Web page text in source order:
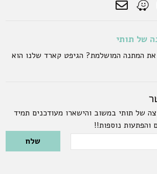
של תותי
המתנה המושלמת? הגיפט קארד שלנו הוא
של תותי במשוב והישארו מעודכנים תמיד
נוספות!!
Please